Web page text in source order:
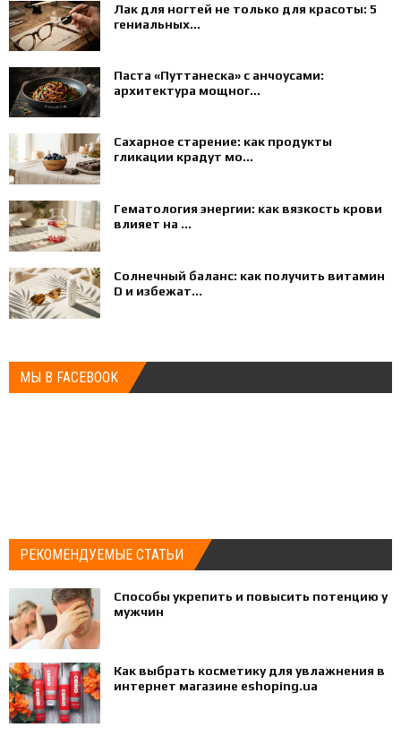
Лак для ногтей не только для красоты: 5
гениальных...
Паста «Путтанеска» с анчоусами:
архитектура мощног...
Сахарное старение: как продукты
гликации крадут мо...
Гематология энергии: как вязкость крови
влияет на ...
Солнечный баланс: как получить витамин
D и избежат...
МЫ В FACEBOOK
РЕКОМЕНДУЕМЫЕ СТАТЬИ
Способы укрепить и повысить потенцию у
мужчин
Как выбрать косметику для увлажнения в
интернет магазине eshoping.ua